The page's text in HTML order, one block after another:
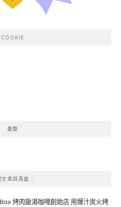
COOKIE
彙整
章與頁面︰
烤肉飯湯咖哩創始店 用爆汁炭火烤